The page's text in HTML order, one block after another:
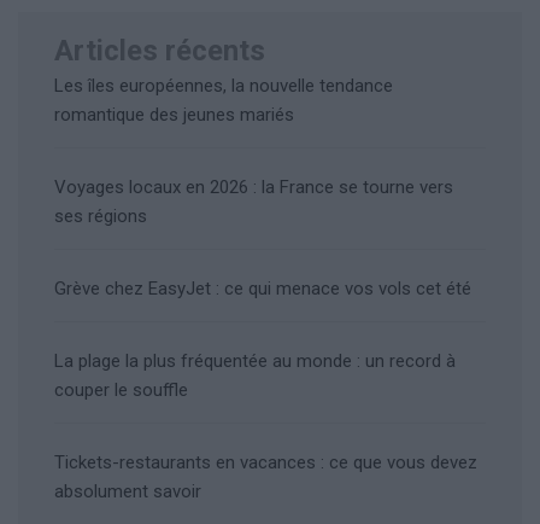
Articles récents
Les îles européennes, la nouvelle tendance
romantique des jeunes mariés
Voyages locaux en 2026 : la France se tourne vers
ses régions
Grève chez EasyJet : ce qui menace vos vols cet été
La plage la plus fréquentée au monde : un record à
couper le souffle
Tickets-restaurants en vacances : ce que vous devez
absolument savoir